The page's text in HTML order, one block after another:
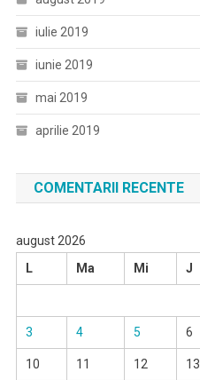
iulie 2019
iunie 2019
mai 2019
aprilie 2019
COMENTARII RECENTE
august 2026
L
Ma Mi J
3 4 5 6
10 11 12 13